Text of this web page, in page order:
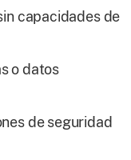
capacidades de
o datos
de seguridad